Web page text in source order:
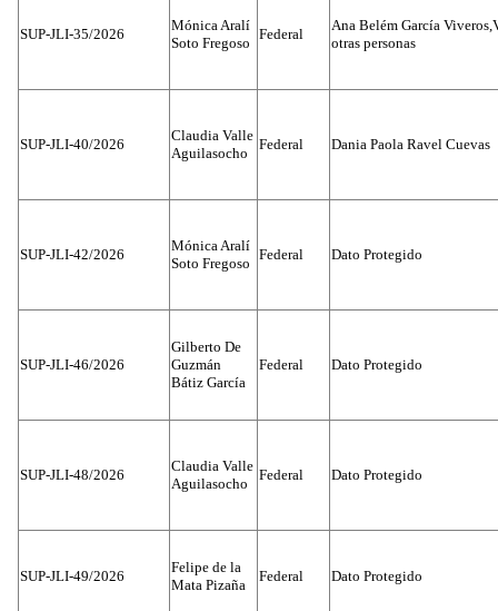
SUP-JLI-35/2026
Mónica Aralí
Soto Fregoso
Federal
Ana Belém García
otras personas
SUP-JLI-40/2026
Claudia Valle
Aguilasocho
Federal Dania Paola Ravel Cuevas
SUP-JLI-42/2026
Mónica Aralí
Soto Fregoso
Federal Dato Protegido
SUP-JLI-46/2026
Gilberto De
Guzmán
Bátiz García
Federal Dato Protegido
SUP-JLI-48/2026
Claudia Valle
Aguilasocho
Federal Dato Protegido
SUP-JLI-49/2026
Felipe de la
Mata Pizaña
Federal Dato Protegido